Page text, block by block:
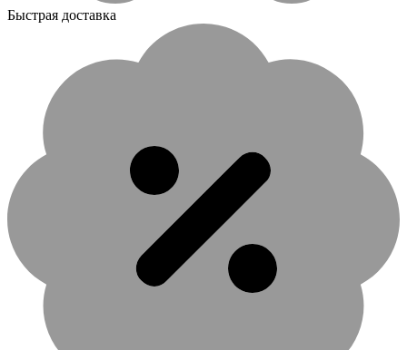
Быстрая доставка